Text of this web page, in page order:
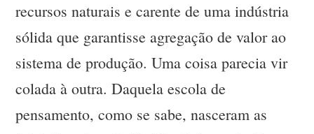
recursos naturais e carente de uma indústria
sólida que garantisse agregação de valor ao
sistema de produção. Uma coisa parecia vir
colada à outra. Daquela escola de
pensamento, como se sabe, nasceram as